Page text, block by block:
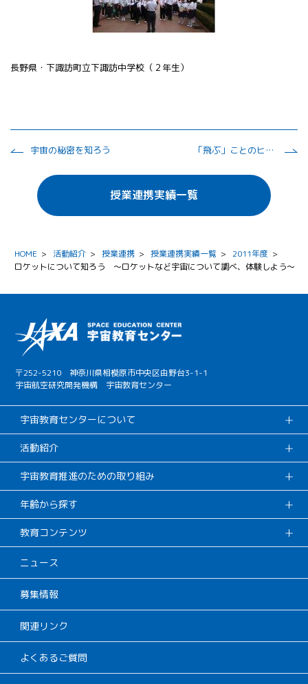
長野県・下諏訪町立下諏訪中学校（２年生）
宇宙の秘密を知ろう 「飛ぶ」ことのヒミツをさぐろう！
授業連携実績一覧
HOME > 活動紹介 > 授業連携 > 授業連携実績一覧 > 2011年度 >
ロケットについて知ろう ～ロケットなど宇宙について調べ、体験しよう～
〒252-5210 神奈川県相模原市中央区由野台3-1-1
宇宙航空研究開発機構 宇宙教育センター
宇宙教育センターについて
活動紹介
宇宙教育推進のための取り組み
年齢から探す
教育コンテンツ
ニュース
募集情報
関連リンク
よくあるご質問